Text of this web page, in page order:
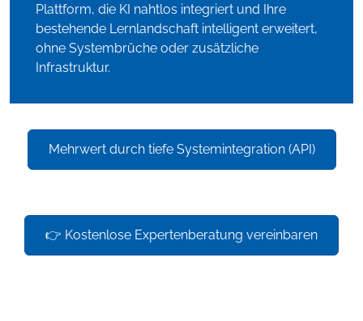
Plattform, die KI nahtlos integriert und Ihre
bestehende Lernlandschaft intelligent erweitert,
ohne Systembrüche oder zusätzliche
Infrastruktur.
Mehrwert durch tiefe Systemintegration (API)
👉 Kostenlose Expertenberatung vereinbaren